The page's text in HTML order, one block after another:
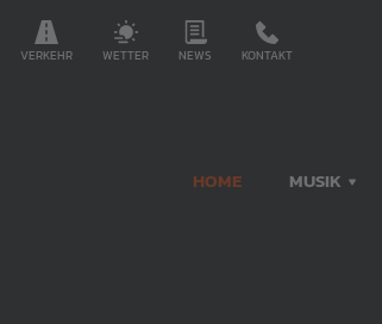
VERKEHR WETTER NEWS KONTAKT
HOME MUSIK